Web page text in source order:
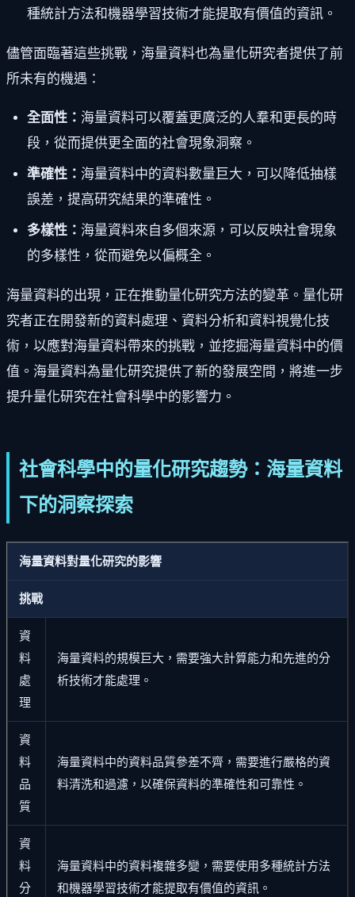
種統計方法和機器學習技術才能提取有價值的資訊。
儘管面臨著這些挑戰，海量資料也為量化研究者提供了前
所未有的機遇：
全面性： 海量資料可以覆蓋更廣泛的人羣和更長的時
段，從而提供更全面的社會現象洞察。
準確性： 海量資料中的資料數量巨大，可以降低抽樣
誤差，提高研究結果的準確性。
多樣性： 海量資料來自多個來源，可以反映社會現象
的多樣性，從而避免以偏概全。
海量資料的出現，正在推動量化研究方法的變革。量化研
究者正在開發新的資料處理、資料分析和資料視覺化技
術，以應對海量資料帶來的挑戰，並挖掘海量資料中的價
值。海量資料為量化研究提供了新的發展空間，將進一步
提升量化研究在社會科學中的影響力。
社會科學中的量化研究趨勢：海量資料
下的洞察探索
海量資料對量化研究的影響
挑戰
資
料
處
理
海量資料的規模巨大，需要強大計算能力和先進的分
析技術才能處理。
資
料
品
質
海量資料中的資料品質參差不齊，需要進行嚴格的資
料清洗和過濾，以確保資料的準確性和可靠性。
資
料
分
海量資料中的資料複雜多變，需要使用多種統計方法
和機器學習技術才能提取有價值的資訊。